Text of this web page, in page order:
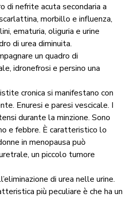
di nefrite acuta secondaria a
morbillo e influenza,
ematuria, oliguria e urine
di urea diminuita.
un quadro di
idronefrosi e persino una
cronica si manifestano con
Enuresi e paresi vescicale. I
durante la minzione. Sono
e febbre. È caratteristico lo
in menopausa può
un piccolo tumore
di urea nelle urine.
più peculiare è che ha un